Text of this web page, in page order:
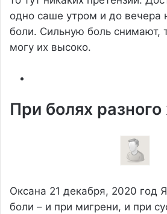
одно саше утром и до вечера
боли. Сильную боль снимают,
могу их высоко.
При болях разного
Оксана 21 декабря, 2020 год
боли – и при мигрени, и при